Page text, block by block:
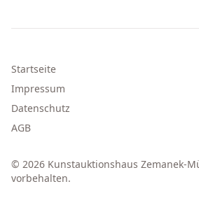
Startseite
Impressum
Datenschutz
AGB
© 2026 Kunstauktionshaus Zemanek-
vorbehalten.